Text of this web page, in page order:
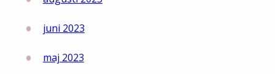
juni 2023
maj 2023